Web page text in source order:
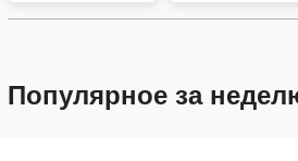
Популярное за